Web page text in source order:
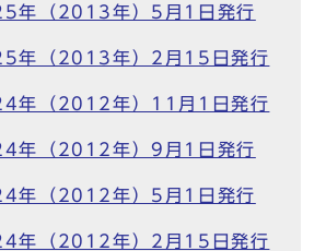
年（2013年）5月1日発行
年（2013年）2月15日発行
年（2012年）11月1日発行
年（2012年）9月1日発行
年（2012年）5月1日発行
年（2012年）2月15日発行